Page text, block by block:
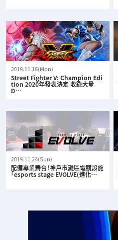
2019.11.18(Mon)
Street Fighter V: Champion Edi
tion 2020年發表決定 收錄大量
D…
2019.11.24(Sun)
配備專業舞台！神戶市灘區電競設施
「esports stage EVOLVE(進化…